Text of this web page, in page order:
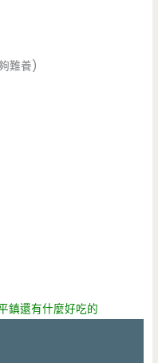
難養)
鎮還有什麼好吃的